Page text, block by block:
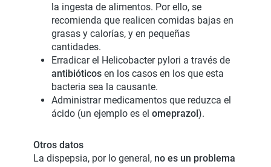
la ingesta de alimentos. Por ello, se
recomienda que realicen comidas bajas en
grasas y calorías, y en pequeñas
cantidades.
Erradicar el Helicobacter pylori a través de
antibióticos en los casos en los que esta
bacteria sea la causante.
Administrar medicamentos que reduzca el
ácido (un ejemplo es el omeprazol).
Otros datos
La dispepsia, por lo general, no es un problema